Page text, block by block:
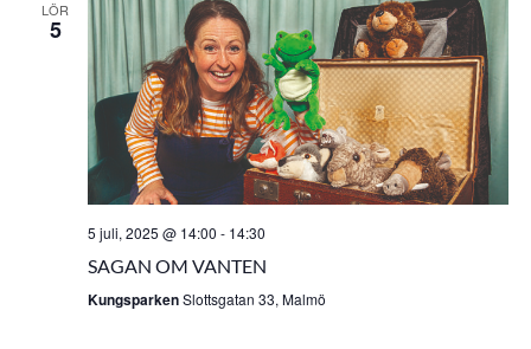
LÖR
5
5 juli, 2025 @ 14:00 - 14:30
SAGAN OM VANTEN
KungsparkenSlottsgatan 33, Malmö